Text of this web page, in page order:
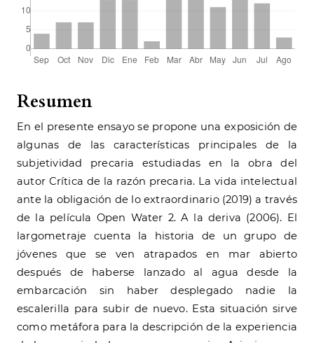
Resumen
En el presente ensayo se propone una exposición de
algunas de las características principales de la
subjetividad precaria estudiadas en la obra del
autor Crítica de la razón precaria. La vida intelectual
ante la obligación de lo extraordinario (2019) a través
de la película Open Water 2. A la deriva (2006). El
largometraje cuenta la historia de un grupo de
jóvenes que se ven atrapados en mar abierto
después de haberse lanzado al agua desde la
embarcación sin haber desplegado nadie la
escalerilla para subir de nuevo. Esta situación sirve
como metáfora para la descripción de la experiencia